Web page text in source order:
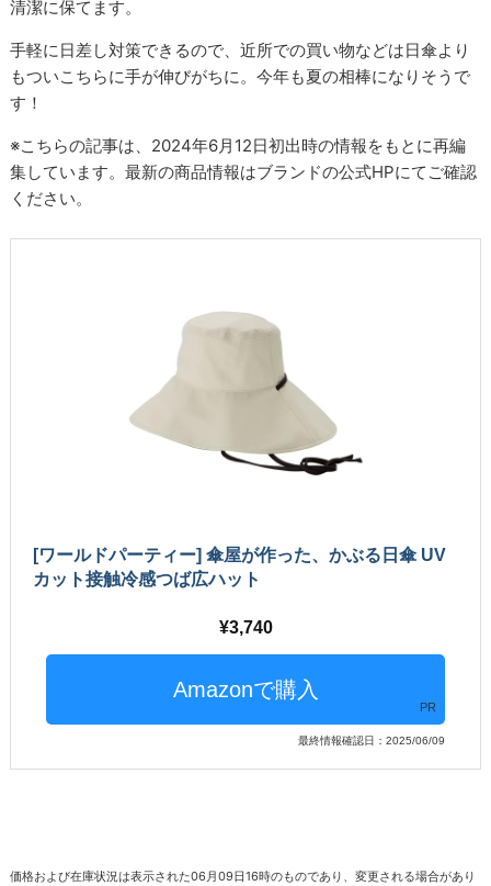
清潔に保てます。
手軽に日差し対策できるので、近所での買い物などは日傘より
もついこちらに手が伸びがちに。今年も夏の相棒になりそうで
す！
※こちらの記事は、2024年6月12日初出時の情報をもとに再編
集しています。最新の商品情報はブランドの公式HPにてご確認
ください。
[ワールドパーティー] 傘屋が作った、かぶる日傘 UV
カット接触冷感つば広ハット
3,740
PR
最終情報確認日：2025/06/09
価格および在庫状況は表示された06月09日16時のものであり、変更される場合があり